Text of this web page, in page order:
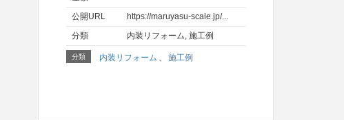
公開URL
https://maruyasu-scale.jp/...
分類
内装リフォーム 施工例
分類 内装リフォーム 施工例